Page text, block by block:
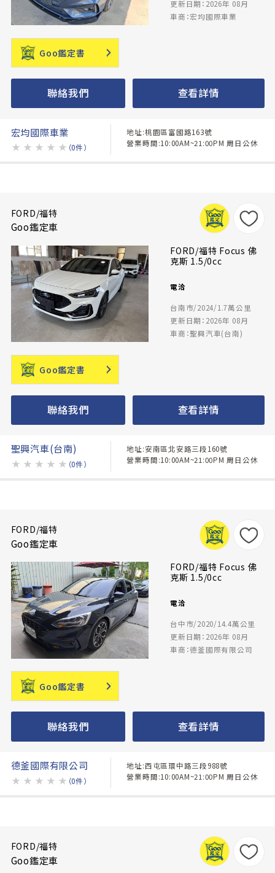
更新日期：2026年 08月
車商：宏均國際車業
Goo鑑定書
聯絡我們 查看詳情
宏均國際車業
★ ★ ★ ★ ★ （0件）
地址:桃園區富國路163號
營業時間:10:00AM~21:00PM 周日公休
FORD/福特
Goo鑑定車
FORD/福特 Focus 佛
克斯 1.5/0cc
電洽
台南市/2024/1.7萬公里
更新日期：2026年 08月
車商：聖興汽車(台南)
Goo鑑定書
聯絡我們 查看詳情
聖興汽車(台南)
★ ★ ★ ★ ★ （0件）
地址:安南區北安路三段160號
營業時間:10:00AM~21:00PM 周日公休
FORD/福特
Goo鑑定車
FORD/福特 Focus 佛
克斯 1.5/0cc
電洽
台中市/2020/14.4萬公里
更新日期：2026年 08月
車商：德釜國際有限公司
Goo鑑定書
聯絡我們 查看詳情
德釜國際有限公司
★ ★ ★ ★ ★ （0件）
地址:西屯區環中路三段988號
營業時間:10:00AM~21:00PM 周日公休
FORD/福特
Goo鑑定車